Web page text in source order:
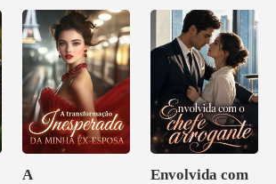
A
Envolvida com